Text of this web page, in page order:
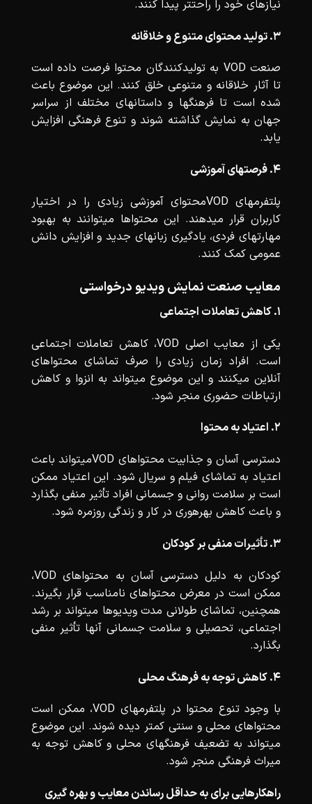
نیازهای خود را راحتتر پیدا کنند.
۳. تولید محتوای متنوع و خلاقانه
صنعت VOD به تولیدکنندگان محتوا فرصت داده است
تا آثار خلاقانه و متنوعی خلق کنند. این موضوع باعث
شده است تا فرهنگها و داستانهای مختلف از سراسر
جهان به نمایش گذاشته شوند و تنوع فرهنگی افزایش
یابد.
۴. فرصتهای آموزشی
پلتفرمهای VODمحتوای آموزشی زیادی را در اختیار
کاربران قرار میدهند. این محتواها میتوانند به بهبود
مهارتهای فردی، یادگیری زبانهای جدید و افزایش دانش
عمومی کمک کنند.
معایب صنعت نمایش ویدیو درخواستی
۱. کاهش تعاملات اجتماعی
یکی از معایب اصلی VOD، کاهش تعاملات اجتماعی
است. افراد زمان زیادی را صرف تماشای محتواهای
آنلاین میکنند و این موضوع میتواند به انزوا و کاهش
ارتباطات حضوری منجر شود.
۲. اعتیاد به محتوا
دسترسی آسان و جذابیت محتواهای VODمیتواند باعث
اعتیاد به تماشای فیلم و سریال شود. این اعتیاد ممکن
است بر سلامت روانی و جسمانی افراد تأثیر منفی بگذارد
و باعث کاهش بهرهوری در کار و زندگی روزمره شود.
۳. تأثیرات منفی بر کودکان
کودکان به دلیل دسترسی آسان به محتواهای VOD،
ممکن است در معرض محتواهای نامناسب قرار بگیرند.
همچنین، تماشای طولانی مدت ویدیوها میتواند بر رشد
اجتماعی، تحصیلی و سلامت جسمانی آنها تأثیر منفی
بگذارد.
۴. کاهش توجه به فرهنگ محلی
با وجود تنوع محتوا در پلتفرمهای VOD، ممکن است
محتواهای محلی و سنتی کمتر دیده شوند. این موضوع
میتواند به تضعیف فرهنگهای محلی و کاهش توجه به
میراث فرهنگی منجر شود.
راهکارهایی برای به حداقل رساندن معایب و بهره گیری